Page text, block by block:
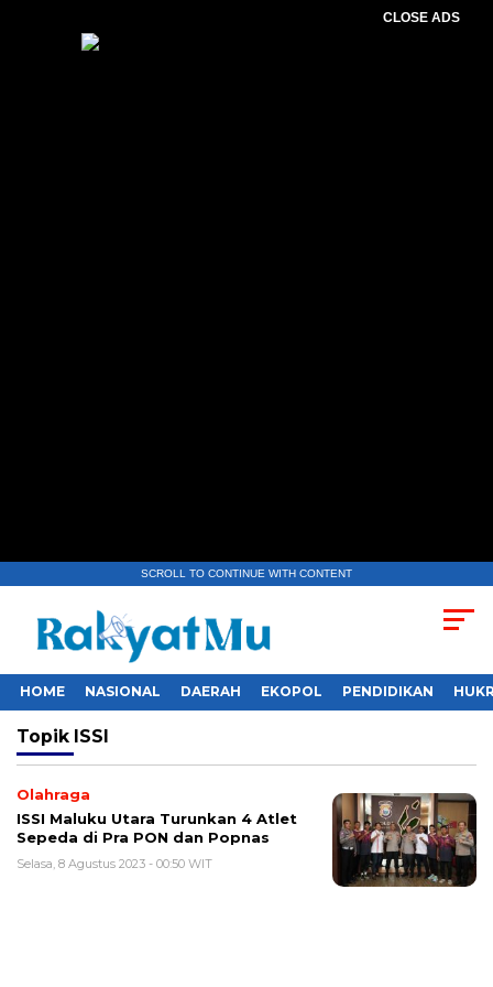
CLOSE ADS
SCROLL TO CONTINUE WITH CONTENT
HOME NASIONAL DAERAH EKOPOL PENDIDIKAN
Topik ISSI
Olahraga
ISSI Maluku Utara Turunkan 4 Atlet
Sepeda di Pra PON dan Popnas
Selasa, 8 Agustus 2023 - 00:50 WIT